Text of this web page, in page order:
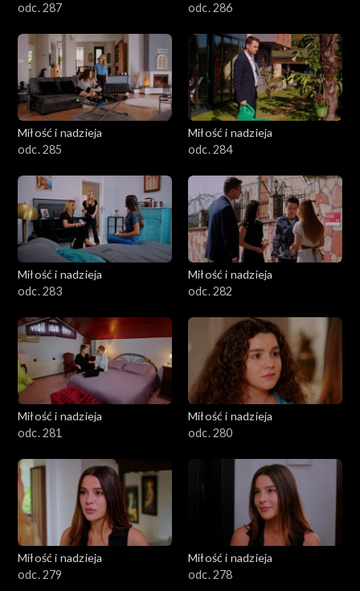
odc. 287
odc. 286
Miłość i nadzieja
odc. 285
Miłość i nadzieja
odc. 284
Miłość i nadzieja
odc. 283
Miłość i nadzieja
odc. 282
Miłość i nadzieja
odc. 281
Miłość i nadzieja
odc. 280
Miłość i nadzieja
odc. 279
Miłość i nadzieja
odc. 278